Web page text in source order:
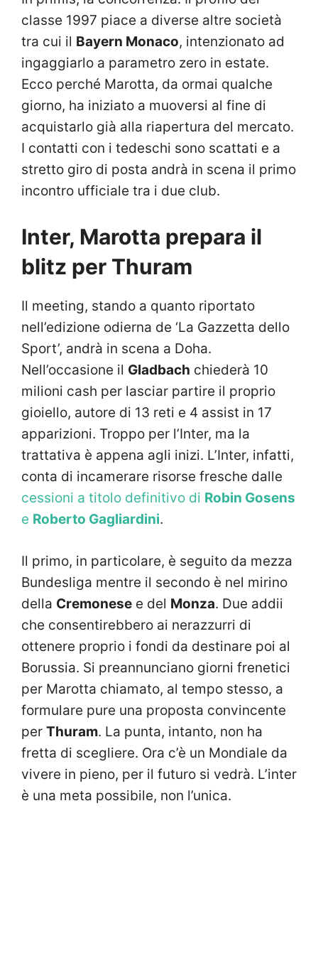
classe 1997 piace a diverse altre società
tra cui il Bayern Monaco, intenzionato ad
ingaggiarlo a parametro zero in estate.
Ecco perché Marotta, da ormai qualche
giorno, ha iniziato a muoversi al fine di
acquistarlo già alla riapertura del mercato.
I contatti con i tedeschi sono scattati e a
stretto giro di posta andrà in scena il primo
incontro ufficiale tra i due club.
Inter, Marotta prepara il
blitz per Thuram
Il meeting, stando a quanto riportato
nell’edizione odierna de ‘La Gazzetta dello
Sport’, andrà in scena a Doha.
Nell’occasione il Gladbach chiederà 10
milioni cash per lasciar partire il proprio
gioiello, autore di 13 reti e 4 assist in 17
apparizioni. Troppo per l’Inter, ma la
trattativa è appena agli inizi. L’Inter, infatti,
conta di incamerare risorse fresche dalle
cessioni a titolo definitivo di Robin Gosens
e Roberto Gagliardini.
Il primo, in particolare, è seguito da mezza
Bundesliga mentre il secondo è nel mirino
della Cremonese e del Monza. Due addii
che consentirebbero ai nerazzurri di
ottenere proprio i fondi da destinare poi al
Borussia. Si preannunciano giorni frenetici
per Marotta chiamato, al tempo stesso, a
formulare pure una proposta convincente
per Thuram. La punta, intanto, non ha
fretta di scegliere. Ora c’è un Mondiale da
vivere in pieno, per il futuro si vedrà. L’inter
è una meta possibile, non l’unica.